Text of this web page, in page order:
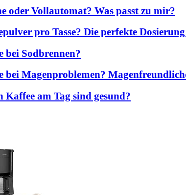
oder Vollautomat? Was passt zu mir?
pro Tasse? Die perfekte
bei Sodbrennen?
bei Magenproblemen?
Kaffee am Tag sind gesund?